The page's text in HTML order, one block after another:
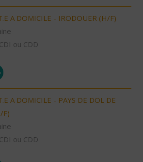
A DOMICILE - IRODOUER (H/F)
ou CDD
A DOMICILE - PAYS DE DOL DE
F)
ou CDD